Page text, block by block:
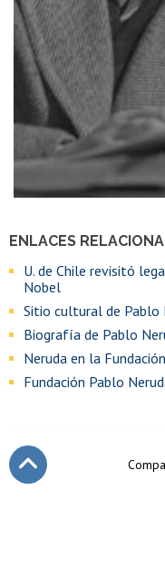
ENLACES
U. de Chile revisitó
Nobel
Sitio cultural de Pablo
Biografía de Pablo
Neruda en la
Fundación Pablo